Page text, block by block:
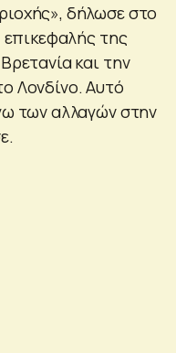
δήλωσε στο
της
και την
Λονδίνο. Αυτό
των αλλαγών στην